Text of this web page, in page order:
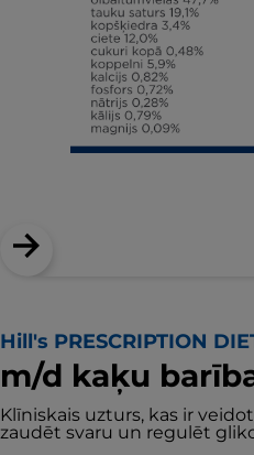
Hill's PRESCRIPTION
m/d kaķu
Klīniskais uzturs, kas ir
zaudēt svaru un regulēt